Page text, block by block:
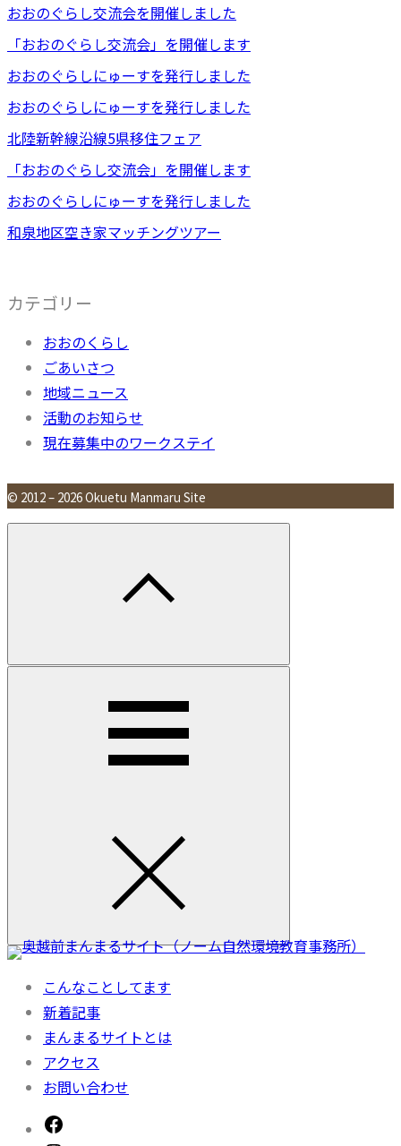
おおのぐらし交流会を開催しました
「おおのぐらし交流会」を開催します
おおのぐらしにゅーすを発行しました
おおのぐらしにゅーすを発行しました
北陸新幹線沿線5県移住フェア
「おおのぐらし交流会」を開催します
おおのぐらしにゅーすを発行しました
和泉地区空き家マッチングツアー
カテゴリー
おおのくらし
ごあいさつ
地域ニュース
活動のお知らせ
現在募集中のワークステイ
© 2012 – 2026 Okuetu Manmaru Site
こんなことしてます
新着記事
まんまるサイトとは
アクセス
お問い合わせ